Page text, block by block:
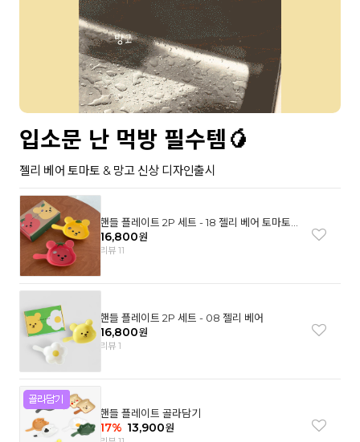
입소문 난 먹방 필수템🥭
젤리 베어 토마토 & 망고 신상 디자인출시
핸들 플레이트 2P 세트 - 18 젤리 베어 토마토
& 망고
16,800원
리뷰 11
핸들 플레이트 2P 세트 - 08 젤리 베어
16,800원
리뷰 1
핸들 플레이트 골라담기
17% 13,900원